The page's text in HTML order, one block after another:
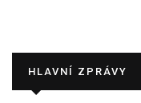
HLAVNÍ ZPRÁVY